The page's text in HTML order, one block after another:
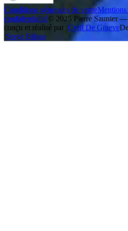
Conditions générales de vente
confidentialité© 2025 Pierre Saunier —
conçu et réalisé par :Cyril De Graeve
:Serge Bilous